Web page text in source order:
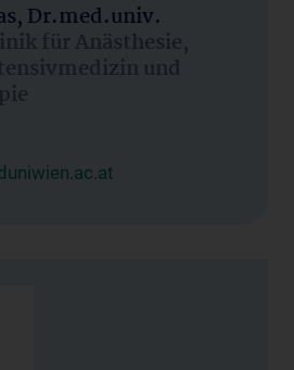
Dr.med.univ.
für Anästhesie,
und